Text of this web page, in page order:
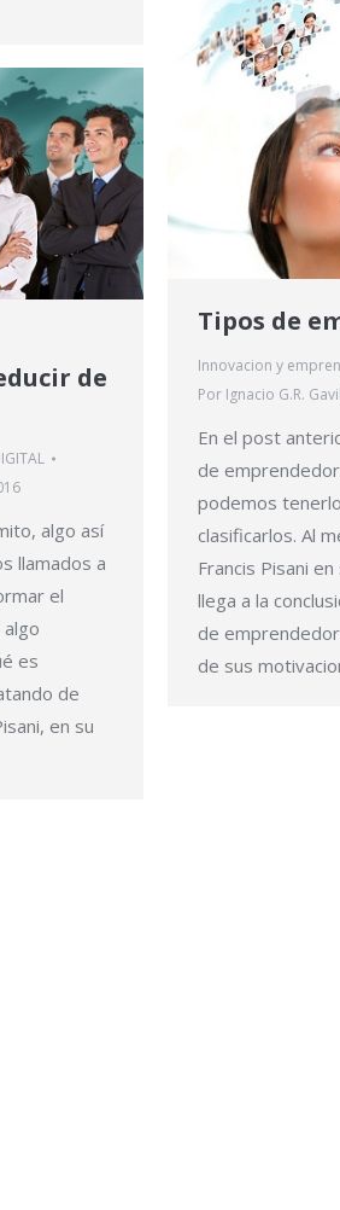
Tipos de
Innovacion y
Por Ignacio G.R.
En el post
de
podemos
clasificarlos. Al
Francis Pisani
llega a la
de
de sus
de
algo así
llamados a
el
es
de
en su